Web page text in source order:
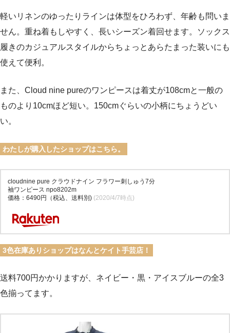
軽いリネンのゆったりラインは体型をひろわず、年齢も問いま
せん。重ね着もしやすく、長いシーズン着回せます。ソックス
履きのカジュアルスタイルからちょっとあらたまった装いにも
使えて便利。
また、Cloud nine pureのワンピースは着丈が108cmと一般の
ものより10cmほど短い。150cmぐらいの小柄にちょうどい
い。
わたしが購入したショップはこちら。
cloudnine pure クラウドナイン フラワー刺しゅう7分
袖ワンピース npo8202m
価格：6490円（税込、送料別) (2020/4/7時点)
3色在庫ありショップはなんとケイト手芸店！
送料700円かかりますが、ネイビー・黒・アイスブルーの全3
色揃ってます。